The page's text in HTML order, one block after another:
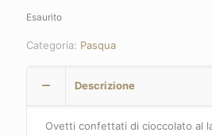
Esaurito
Categoria: Pasqua
Descrizione
Ovetti confettati di cioccolato al